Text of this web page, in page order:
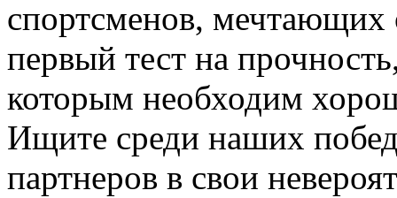
спортсменов, мечтающих
первый тест на
которым необходим
Ищите среди наших
партнеров в свои